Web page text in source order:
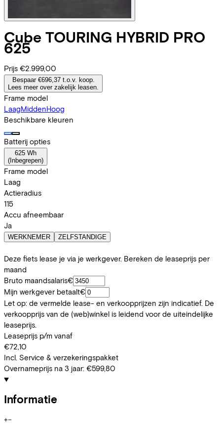
Cube TOURING HYBRID PRO
625
Prijs €2.999,00
Bespaar €696,37 t.o.v. koop.
Lees meer over zakelijk leasen.
Frame model
LaagMiddenHoog
Beschikbare kleuren
Batterij opties
625 Wh
( Inbegrepen)
Frame model
Laag
Actieradius
115
Accu afneembaar
Ja
WERKNEMER ZELFSTANDIGE
Deze fiets lease je via je werkgever. Bereken de leaseprijs per
maand
Bruto maandsalaris€
Mijn werkgever betaalt€
Let op: de vermelde lease- en verkoopprijzen zijn indicatief. De
verkoopprijs van de (web)winkel is leidend voor de uiteindelijke
leaseprijs.
Leaseprijs p/m vanaf
€72,10
Incl. Service & verzekeringspakket
Overnameprijs na 3 jaar: €599,80
Informatie
+−